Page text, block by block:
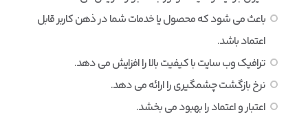
باعث می شود که محصول یا خدمات شما در ذهن کاربر قابل
اعتماد باشد.
ترافیک وب سایت با کیفیت بالا را افزایش می دهد.
نرخ بازگشت چشمگیری را ارائه می دهد.
اعتبار و اعتماد را بهبود می بخشد.